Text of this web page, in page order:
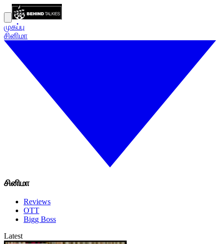
முகப்பு
சினிமா
சினிமா
Reviews
OTT
Bigg Boss
Latest